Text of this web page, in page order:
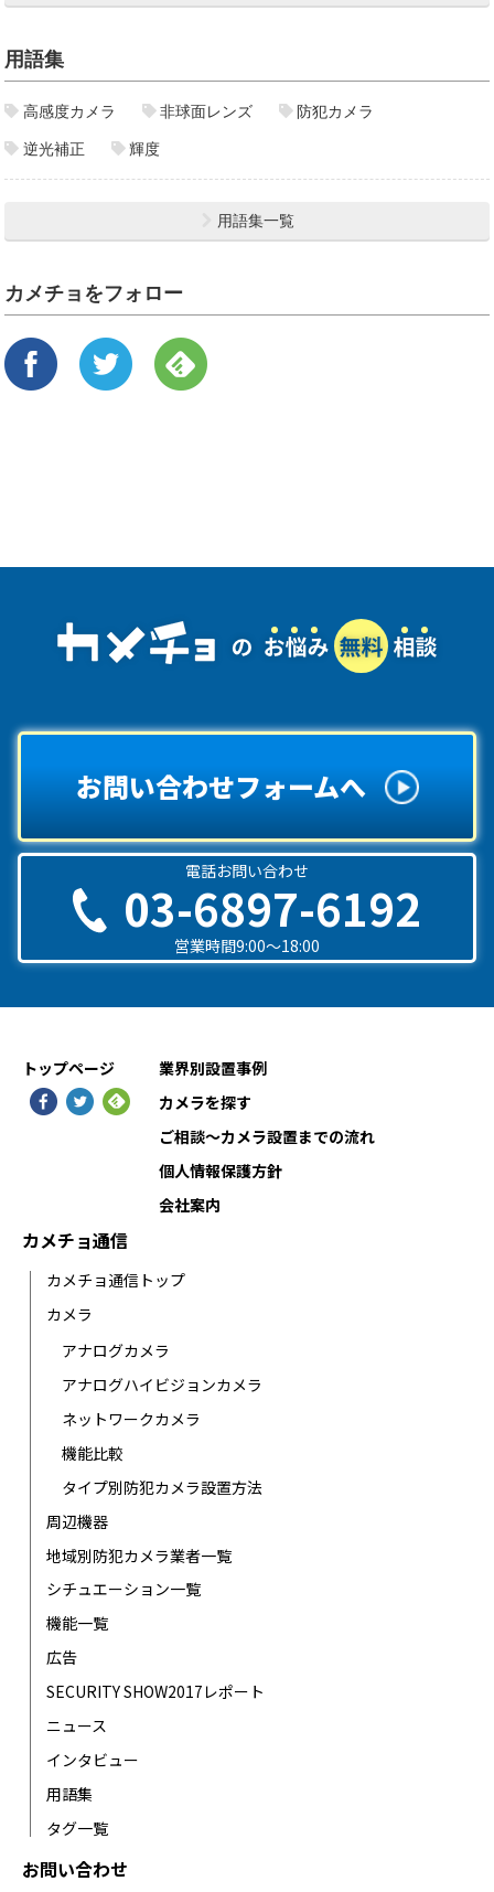
用語集
高感度カメラ 非球面レンズ 防犯カメラ
逆光補正 輝度
用語集一覧
カメチョをフォロー
お問い合わせフォームへ
電話お問い合わせ
03-6897-6192
営業時間9:00〜18:00
トップページ
業界別設置事例
カメラを探す
ご相談〜カメラ設置までの流れ
個人情報保護方針
会社案内
カメチョ通信
カメチョ通信トップ
カメラ
アナログカメラ
アナログハイビジョンカメラ
ネットワークカメラ
機能比較
タイプ別防犯カメラ設置方法
周辺機器
地域別防犯カメラ業者一覧
シチュエーション一覧
機能一覧
広告
SECURITY SHOW2017レポート
ニュース
インタビュー
用語集
タグ一覧
お問い合わせ